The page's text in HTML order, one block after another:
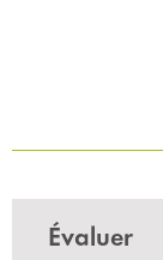
Évaluer